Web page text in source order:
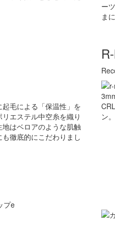
ー
ま
起毛による「保温性」を
エステル中空糸を織り
はベロアのような肌触
徹底的にこだわりまし
ン